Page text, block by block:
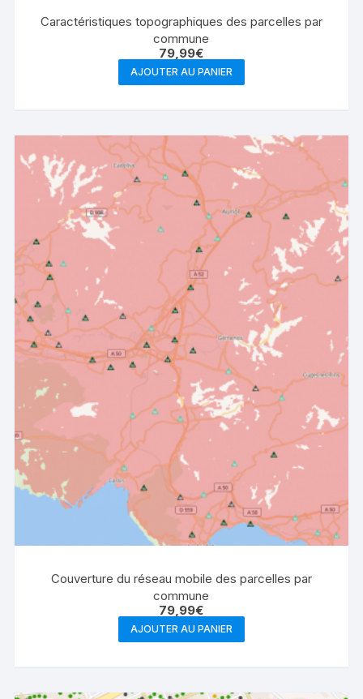
Caractéristiques topographiques des parcelles par
commune
79,99€
AJOUTER AU PANIER
Couverture du réseau mobile des parcelles par
commune
79,99€
AJOUTER AU PANIER